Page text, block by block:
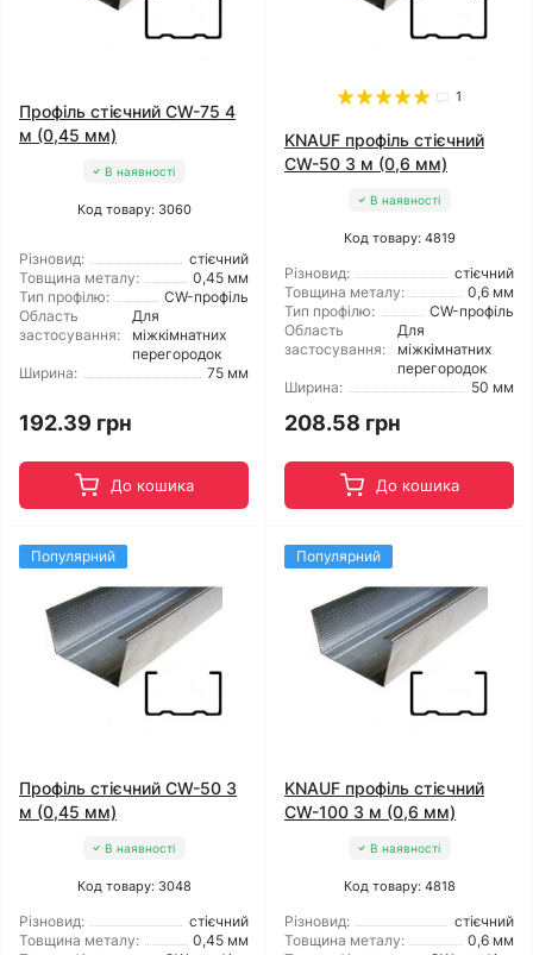
Профіль стієчний CW-75 4
м (0,45 мм)
В наявності
Код товару: 3060
Різновид:
стієчний
Товщина металу:
0,45 мм
Тип профілю:
CW-профіль
Область
застосування:
Для
міжкімнатних
перегородок
Ширина:
75 мм
192.39 грн
До кошика
1
KNAUF профіль стієчний
CW-50 3 м (0,6 мм)
В наявності
Код товару: 4819
Різновид:
стієчний
Товщина металу:
0,6 мм
Тип профілю:
CW-профіль
Область
застосування:
Для
міжкімнатних
перегородок
Ширина:
50 мм
208.58 грн
До кошика
Популярний
Профіль стієчний CW-50 3
м (0,45 мм)
В наявності
Код товару: 3048
Різновид:
стієчний
Товщина металу:
0,45 мм
Популярний
KNAUF профіль стієчний
CW-100 3 м (0,6 мм)
В наявності
Код товару: 4818
Різновид:
стієчний
Товщина металу:
0,6 мм